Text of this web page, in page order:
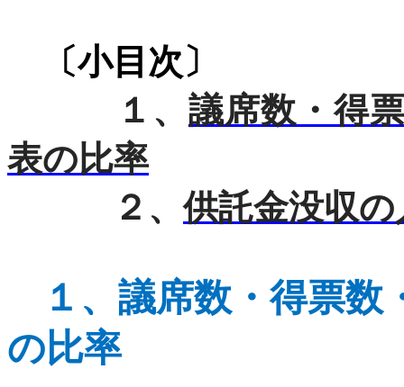
〔小目次〕
１、 議席数・得
表の比率
２、供託金没収
１、 議席数・得票数
の比率